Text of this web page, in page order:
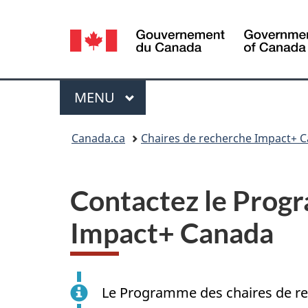
Sélection
de
la
langue
Menu
MENU PRINCIPAL
Canada.ca Chaires de recherche Impact+
Contactez le
Impact+ Canada
Le Programme des chaires de